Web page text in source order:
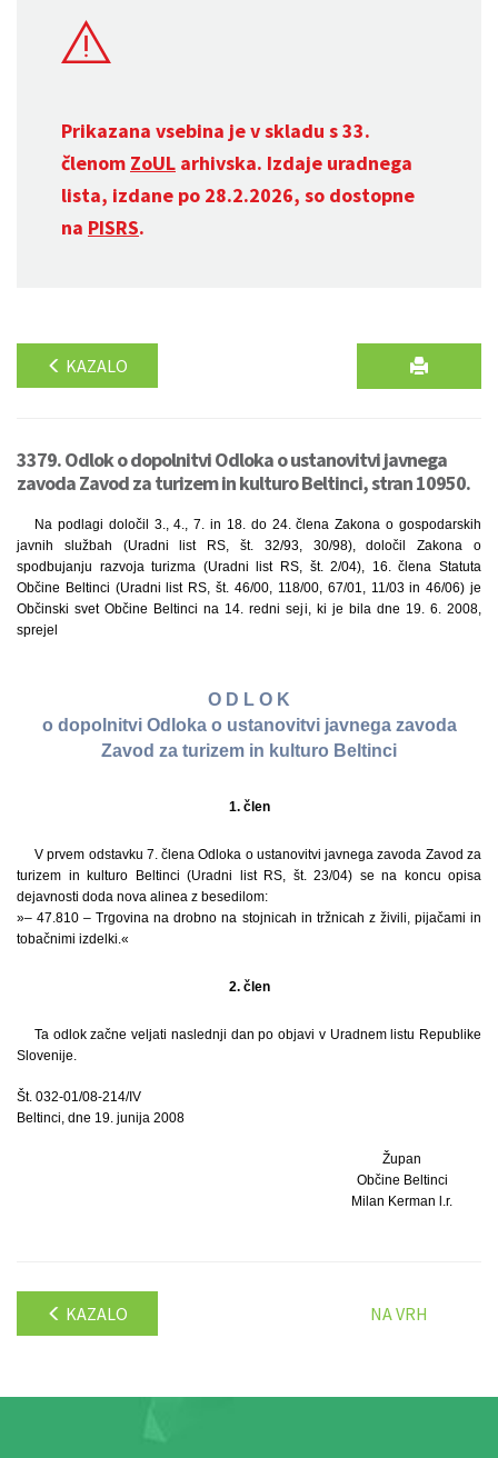
Prikazana vsebina je v skladu s 33.
členom ZoUL arhivska. Izdaje uradnega
lista, izdane po 28.2.2026, so dostopne
na PISRS.
KAZALO
3379. Odlok o dopolnitvi Odloka o ustanovitvi javnega
zavoda Zavod za turizem in kulturo Beltinci, stran 10950.
Na podlagi določil 3., 4., 7. in 18. do 24. člena Zakona o gospodarskih
javnih službah (Uradni list RS, št. 32/93, 30/98), določil Zakona o
spodbujanju razvoja turizma (Uradni list RS, št. 2/04), 16. člena Statuta
Občine Beltinci (Uradni list RS, št. 46/00, 118/00, 67/01, 11/03 in 46/06) je
Občinski svet Občine Beltinci na 14. redni seji, ki je bila dne 19. 6. 2008,
sprejel
O D L O K
o dopolnitvi Odloka o ustanovitvi javnega zavoda
Zavod za turizem in kulturo Beltinci
1. člen
V prvem odstavku 7. člena Odloka o ustanovitvi javnega zavoda Zavod za
turizem in kulturo Beltinci (Uradni list RS, št. 23/04) se na koncu opisa
dejavnosti doda nova alinea z besedilom:
»– 47.810 – Trgovina na drobno na stojnicah in tržnicah z živili, pijačami in
tobačnimi izdelki.«
2. člen
Ta odlok začne veljati naslednji dan po objavi v Uradnem listu Republike
Slovenije.
Št. 032-01/08-214/IV
Beltinci, dne 19. junija 2008
Župan
Občine Beltinci
Milan Kerman l.r.
KAZALO NA VRH